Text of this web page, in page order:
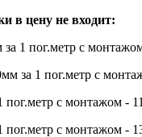
в цену не входит:
1 пог.метр с
за 1 пог.метр с
с монтажом -
с монтажом -